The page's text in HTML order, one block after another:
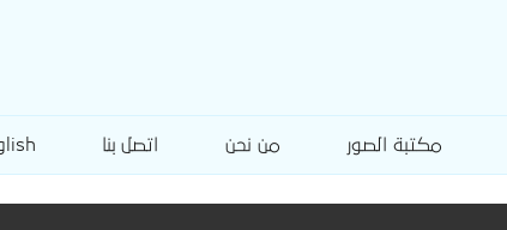
مكتبة الصور من نحن اتصل بنا